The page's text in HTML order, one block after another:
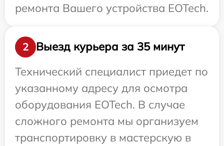
ремонта Вашего устройства EOTech.
2
Выезд курьера за 35 минут
Технический специалист приедет по
указанному адресу для осмотра
оборудования EOTech. В случае
сложного ремонта мы организуем
транспортировку в мастерскую в